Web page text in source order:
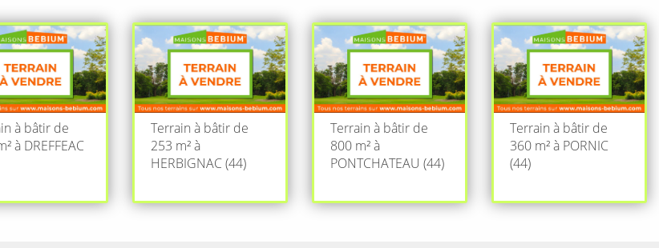
à bâtir de
à DREFFEAC
Terrain à bâtir de
253 m² à
HERBIGNAC (44)
Terrain à bâtir de
800 m² à
PONTCHATEAU (44)
Terrain à bâtir de
360 m² à PORNIC
(44)